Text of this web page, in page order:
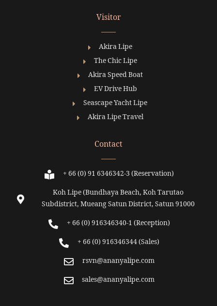
Visitor
Akira Lipe
The Chic Lipe
Akira Speed Boat
EV Drive Hub
Seascape Yacht Lipe
Akira Lipe Travel
Contact
+ 66 (0) 91 6346342-3 (Reservation)
Koh Lipe (Bundhaya Beach, Koh Tarutao
Subdistrict, Mueang Satun District, Satun 91000
+ 66 (0) 916346340-1 (Reception)
+ 66 (0) 916346344 (Sales)
rsvn@ananyalipe.com
sales@ananyalipe.com